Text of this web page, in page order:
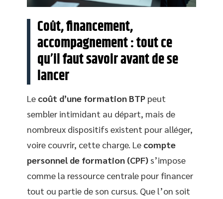
Coût, financement,
accompagnement : tout ce
qu’il faut savoir avant de se
lancer
Le coût d’une formation BTP peut
sembler intimidant au départ, mais de
nombreux dispositifs existent pour alléger,
voire couvrir, cette charge. Le compte
personnel de formation (CPF) s’impose
comme la ressource centrale pour financer
tout ou partie de son cursus. Que l’on soit